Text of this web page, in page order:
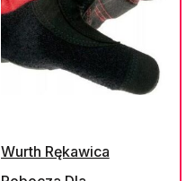
Wurth Rękawica